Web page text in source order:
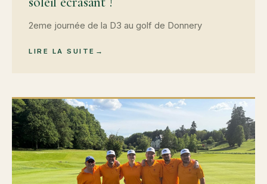
2eme journée de la D3 au golf de Donnery
LIRE LA SUITE